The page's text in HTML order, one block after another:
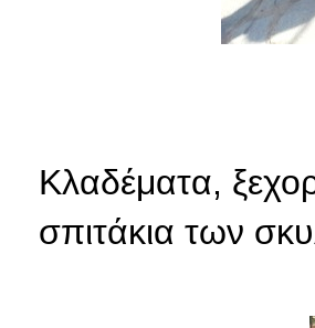
Κλαδέματα,
σπιτάκια των